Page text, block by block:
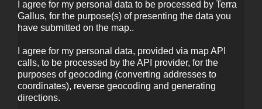
I agree for my personal data to be processed by Terra
Gallus, for the purpose(s) of presenting the data you
have submitted on the map..
I agree for my personal data, provided via map API
calls, to be processed by the API provider, for the
purposes of geocoding (converting addresses to
coordinates), reverse geocoding and generating
directions.